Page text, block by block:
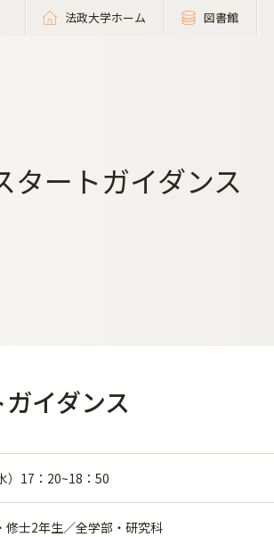
法政大学ホーム 図書館
タートガイダンス
イダンス
）17：20~18：50
修士2年生／全学部・研究科